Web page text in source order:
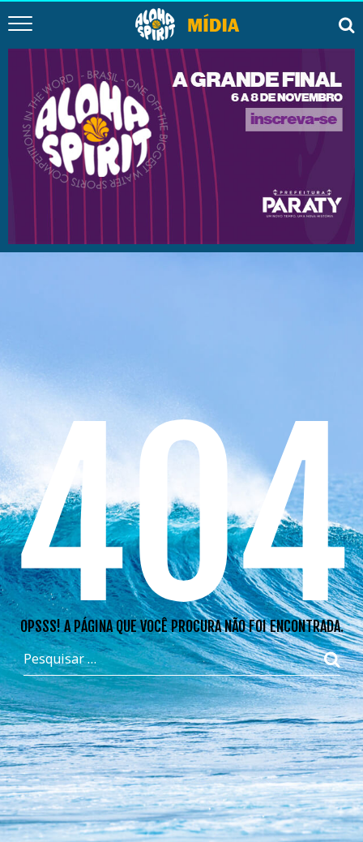
404
OPSSS! A PÁGINA QUE VOCÊ PROCURA NÃO FOI ENCONTRADA.